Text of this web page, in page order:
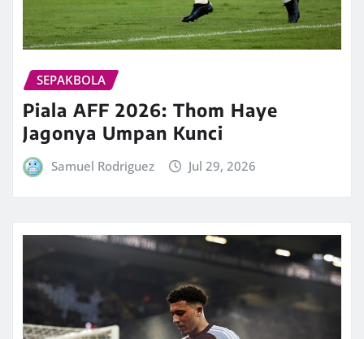
SEPAKBOLA
Piala AFF 2026: Thom Haye
Jagonya Umpan Kunci
Samuel Rodriguez Jul 29, 2026